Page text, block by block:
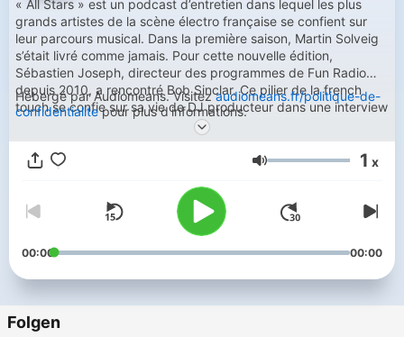
« All Stars » est un podcast d’entretien dans lequel les plus
grands artistes de la scène électro française se confient sur
leur parcours musical. Dans la première saison, Martin Solveig
s’était livré comme jamais. Pour cette nouvelle édition,
Sébastien Joseph, directeur des programmes de Fun Radio
depuis 2010, a rencontré Bob Sinclar. Ce pilier de la french
touch se confie sur sa vie de DJ producteur dans une interview
intimiste, décomposée en quatre épisodes. Le compositeur de
« I Feel For You » revient sur les grands moments de sa carrière
: ses débuts, ses réussites, ses rencontres artistiques... All
Sébastien Joseph | Direction : Charlotte Pascal et Alice
Boryczka | Production : Mildray Goinard | Rédaction en chef :
Sylvain Zimmermann | Chef de projet : Nassim Aziki |
Développement : Alix de Goldschmidt
Hébergé par Audiomeans. Visitezaudiomeans.fr/politique-de-
confidentialitepour plus d'informations.
Lautstärke 1 x
00:00 00:00
Folgen